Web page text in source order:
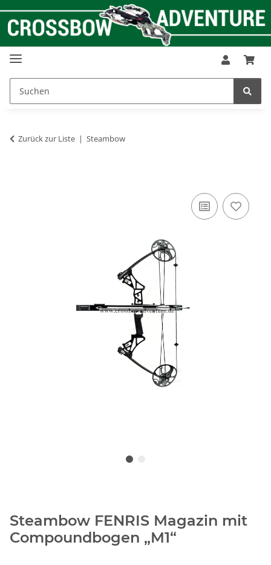
Zurück zur Liste Steambow
Steambow FENRIS Magazin mit
Compoundbogen „M1“